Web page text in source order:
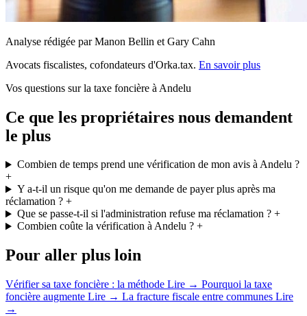
Analyse rédigée par Manon Bellin et Gary Cahn
Avocats fiscalistes, cofondateurs d'Orka.tax. En savoir plus
Vos questions sur la taxe foncière à Andelu
Ce que les propriétaires nous demandent
le plus
Combien de temps prend une vérification de mon avis à Andelu ?
+
Y a-t-il un risque qu'on me demande de payer plus après ma
réclamation ? +
Que se passe-t-il si l'administration refuse ma réclamation ?+
Combien coûte la vérification à Andelu ?+
Pour aller plus loin
Vérifier sa taxe foncière : la méthode Lire → Pourquoi la taxe
foncière augmente Lire → La fracture fiscale entre communes Lire
→